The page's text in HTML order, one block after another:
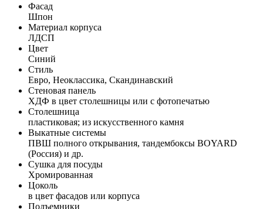
Фасад
Шпон
Материал корпуса
ЛДСП
Цвет
Синий
Стиль
Евро, Неоклассика, Скандинавский
Стеновая панель
ХДФ в цвет столешницы или с фотопечатью
Столешница
пластиковая; из искусственного камня
Выкатные системы
ПВШ полного открывания, тандембоксы BOYARD
(Россия) и др.
Сушка для посуды
Хромированная
Цоколь
в цвет фасадов или корпуса
Подъемники